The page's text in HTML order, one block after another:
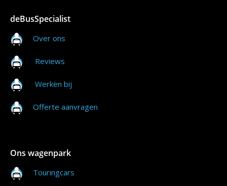
deBusSpecialist
Over ons
Reviews
Werken bij
Offerte aanvragen
Ons wagenpark
Touringcars